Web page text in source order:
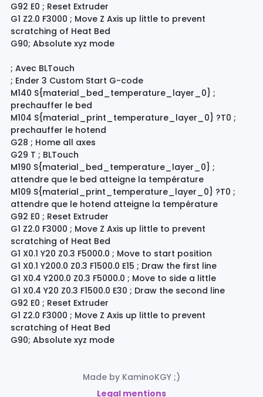
G92 E0 ; Reset Extruder
G1 Z2.0 F3000 ; Move Z Axis up little to prevent
scratching of Heat Bed
G90; Absolute xyz mode
; Avec BLTouch
; Ender 3 Custom Start G-code
M140 S{material_bed_temperature_layer_0} ;
prechauffer le bed
M104 S{material_print_temperature_layer_0} ?T0 ;
prechauffer le hotend
G28 ; Home all axes
G29 T ; BLTouch
M190 S{material_bed_temperature_layer_0} ;
attendre que le bed atteigne la température
M109 S{material_print_temperature_layer_0} ?T0 ;
attendre que le hotend atteigne la température
G92 E0 ; Reset Extruder
G1 Z2.0 F3000 ; Move Z Axis up little to prevent
scratching of Heat Bed
G1 X0.1 Y20 Z0.3 F5000.0 ; Move to start position
G1 X0.1 Y200.0 Z0.3 F1500.0 E15 ; Draw the first line
G1 X0.4 Y200.0 Z0.3 F5000.0 ; Move to side a little
G1 X0.4 Y20 Z0.3 F1500.0 E30 ; Draw the second line
G92 E0 ; Reset Extruder
G1 Z2.0 F3000 ; Move Z Axis up little to prevent
scratching of Heat Bed
G90; Absolute xyz mode
Made by KaminoKGY ;)
Legal mentions